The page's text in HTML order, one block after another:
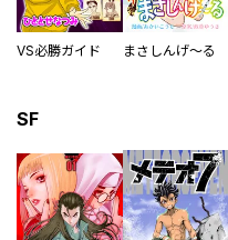
VS必勝ガイド まさしんげ～る
SF